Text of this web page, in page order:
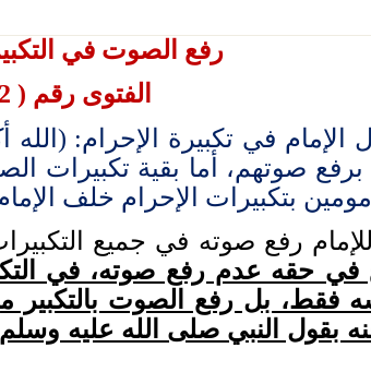
رفع الصوت في
الفتوى رقم ( 10892 )
الإمام في تكبيرة الإحرام:
برفع صوتهم، أما بقية تكبيرات
بتكبيرات الإحرام خلف
رفع صوته في جميع
حقه عدم رفع صوته، في
فقط، بل رفع الصوت بالتكبير
بقول النبي صلى الله عليه